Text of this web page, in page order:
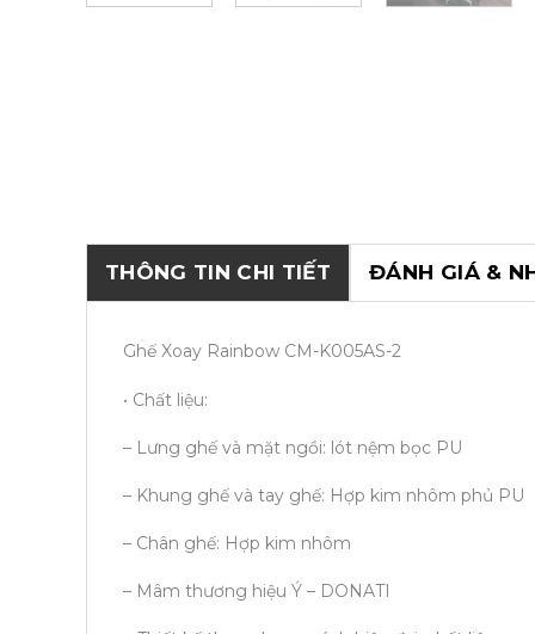
THÔNG TIN CHI TIẾT ĐÁNH GIÁ &
Ghế Xoay Rainbow CM-K005AS-2
• Chất liệu:
– Lưng ghế và mặt ngồi: lót nệm bọc PU
– Khung ghế và tay ghế: Hợp kim nhôm phủ PU
– Chân ghế: Hợp kim nhôm
– Mâm thương hiệu Ý – DONATI